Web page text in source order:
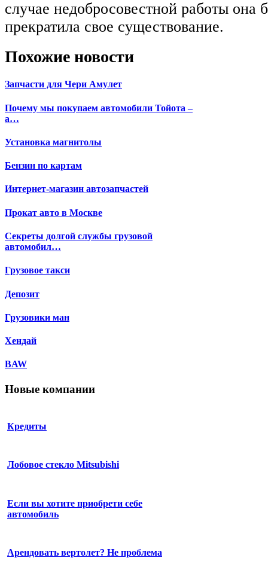
случае недобросовестной работы она
прекратила свое существование.
Похожие новости
Запчасти для Чери Амулет
Почему мы покупаем автомобили Тойота –
а…
Установка магнитолы
Бензин по картам
Интернет-магазин автозапчастей
Прокат авто в Москве
Секреты долгой службы грузовой
автомобил…
Грузовое такси
Депозит
Грузовики ман
Хендай
BAW
Новые компании
Кредиты
Лобовое стекло Mitsubishi
Если вы хотите приобрети себе
автомобиль
Арендовать вертолет? Не проблема